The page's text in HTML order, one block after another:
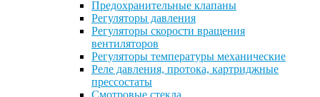
Предохранительные клапаны
Регуляторы давления
Регуляторы скорости вращения
вентиляторов
Регуляторы температуры механические
Реле давления, протока, картриджные
прессостаты
Смотровые стекла